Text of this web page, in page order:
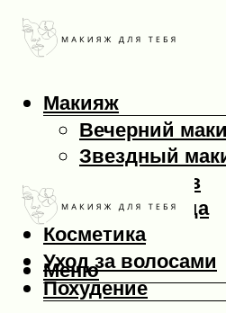
Макияж
Вечерний
Звездный
Макияж глаз
Макияж лица
Косметика
Уход за волосами
Похудение
Меню